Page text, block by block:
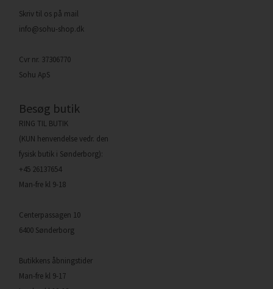
Skriv til os på mail
info@sohu-shop.dk
Cvr nr. 37306770
Sohu ApS
Besøg butik
RING TIL BUTIK
(KUN henvendelse vedr. den
fysisk butik i Sønderborg):
+45 26137654
Man-fre kl 9-18
Centerpassagen 10
6400 Sønderborg
Butikkens åbningstider
Man-fre kl 9-17